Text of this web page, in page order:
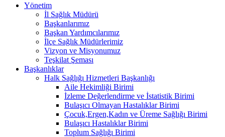
Yönetim
İl Sağlık Müdürü
Başkanlarımız
Başkan Yardımcılarımız
İlçe Sağlık Müdürlerimiz
Vizyon ve Misyonumuz
Teşkilat Şeması
Başkanlıklar
Halk Sağlığı Hizmetleri Başkanlığı
Aile Hekimliği Birimi
İzleme Değerlendirme ve İstatistik Birimi
Bulaşıcı Olmayan Hastalıklar Birimi
Çocuk,Ergen,Kadın ve Üreme Sağlığı Birimi
Bulaşıcı Hastalıklar Birimi
Toplum Sağlığı Birimi